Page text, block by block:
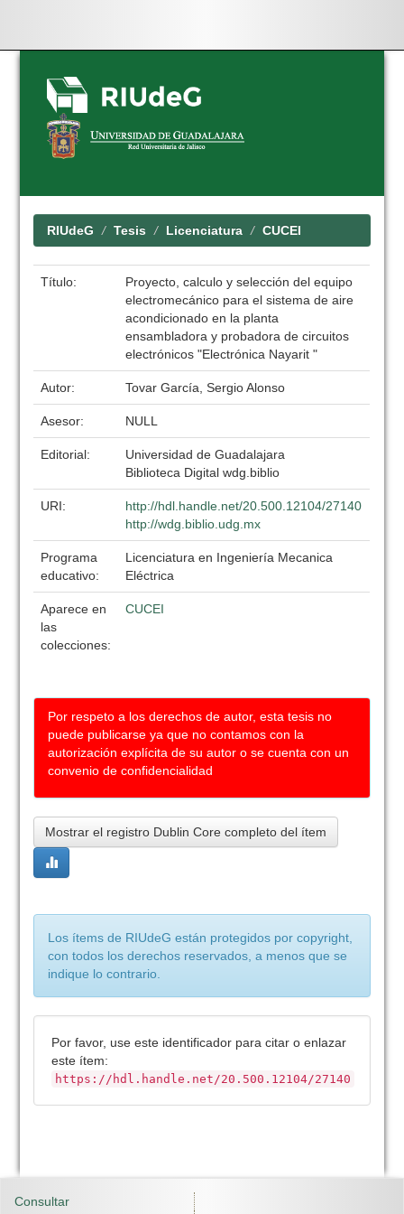
Skip
navigation
RIUdeG Tesis Licenciatura CUCEI
Título:
Proyecto, calculo y selección del equipo
electromecánico para el sistema de aire
acondicionado en la planta
ensambladora y probadora de circuitos
electrónicos "Electrónica Nayarit "
Autor: Tovar García, Sergio Alonso
Asesor: NULL
Editorial:
Universidad de Guadalajara
Biblioteca Digital wdg.biblio
URI:
http://hdl.handle.net/20.500.12104/27140
http://wdg.biblio.udg.mx
Programa
educativo:
Licenciatura en Ingeniería Mecanica
Eléctrica
Aparece en
las
colecciones:
CUCEI
Por respeto a los derechos de autor, esta tesis no
puede publicarse ya que no contamos con la
autorización explícita de su autor o se cuenta con un
convenio de confidencialidad
Mostrar el registro Dublin Core completo del ítem
Los ítems de RIUdeG están protegidos por copyright,
con todos los derechos reservados, a menos que se
indique lo contrario.
Por favor, use este identificador para citar o enlazar
este ítem:
https://hdl.handle.net/20.500.12104/27140
Consultar